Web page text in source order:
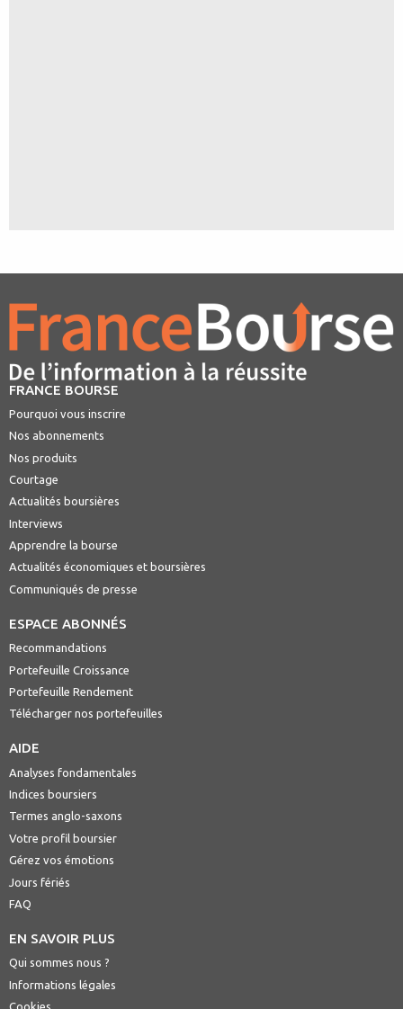
FRANCE BOURSE
Pourquoi vous inscrire
Nos abonnements
Nos produits
Courtage
Actualités boursières
Interviews
Apprendre la bourse
Actualités économiques et boursières
Communiqués de presse
ESPACE ABONNÉS
Recommandations
Portefeuille Croissance
Portefeuille Rendement
Télécharger nos portefeuilles
AIDE
Analyses fondamentales
Indices boursiers
Termes anglo-saxons
Votre profil boursier
Gérez vos émotions
Jours fériés
FAQ
EN SAVOIR PLUS
Qui sommes nous ?
Informations légales
Cookies